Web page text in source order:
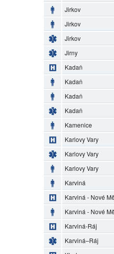
Jirkov
Jirkov
Jirkov
Jirny
Kadaň
Kadaň
Kadaň
Kadaň
Kamenice
Karlovy Vary
Karlovy Vary
Karlovy Vary
Karviná
Karviná - Nové
Karviná - Nové
Karviná-Ráj
Karviná–Ráj